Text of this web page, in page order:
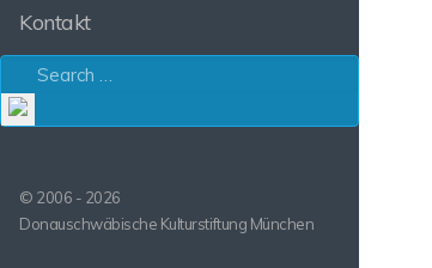
Kontakt
© 2006 - 2026
Donauschwäbische Kulturstiftung München